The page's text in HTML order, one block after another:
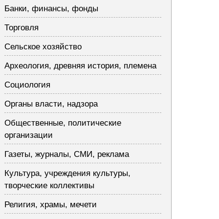
Банки, финансы, фонды
Торговля
Сельское хозяйство
Археология, древняя история, племена
Социология
Органы власти, надзора
Общественные, политические
организации
Газеты, журналы, СМИ, реклама
Культура, учреждения культуры,
творческие коллективы
Религия, храмы, мечети